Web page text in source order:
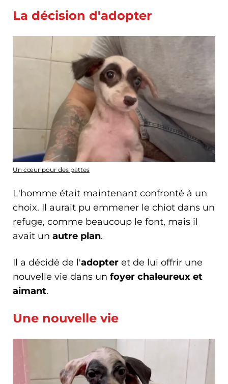
La décision d'adopter
Un cœur pour des pattes
L'homme était maintenant confronté à un
choix. Il aurait pu emmener le chiot dans un
refuge, comme beaucoup le font, mais il
avait un autre plan.
Il a décidé de l'adopter et de lui offrir une
nouvelle vie dans un foyer chaleureux et
aimant.
Une nouvelle vie